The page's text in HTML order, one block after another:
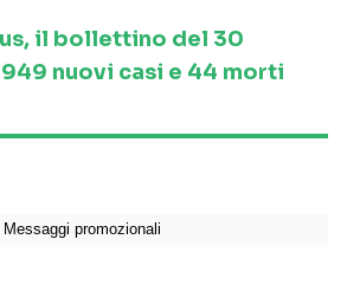
il bollettino del 30
nuovi casi e 44 morti